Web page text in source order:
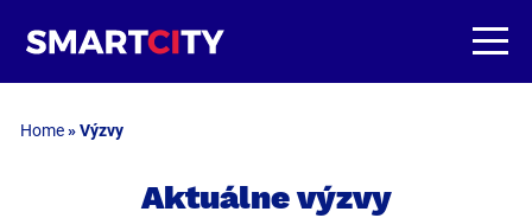
Home»Výzvy
Aktuálne výzvy